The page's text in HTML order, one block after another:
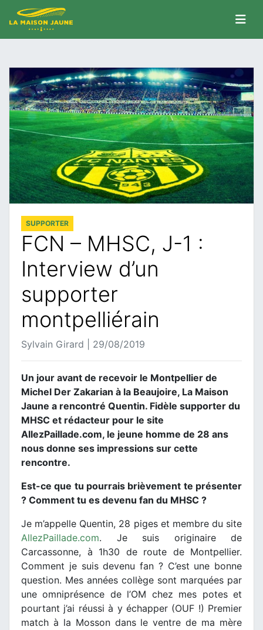
SUPPORTER
FCN – MHSC, J-1 :
Interview d’un
supporter
montpelliérain
Sylvain Girard | 29/08/2019
Un jour avant de recevoir le Montpellier de
Michel Der Zakarian à la Beaujoire, La Maison
Jaune a rencontré Quentin. Fidèle supporter du
MHSC et rédacteur pour le site
AllezPaillade.com, le jeune homme de 28 ans
nous donne ses impressions sur cette
rencontre.
Est-ce que tu pourrais brièvement te présenter
? Comment tu es devenu fan du MHSC ?
Je m’appelle Quentin, 28 piges et membre du site
AllezPaillade.com. Je suis originaire de
Carcassonne, à 1h30 de route de Montpellier.
Comment je suis devenu fan ? C’est une bonne
question. Mes années collège sont marquées par
une omniprésence de l’OM chez mes potes et
pourtant j’ai réussi à y échapper (OUF !) Premier
match à la Mosson dans le ventre de ma mère